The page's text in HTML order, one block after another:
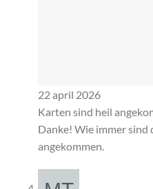
22 april 2026
Karten sind heil
Danke! Wie immer
angekommen.